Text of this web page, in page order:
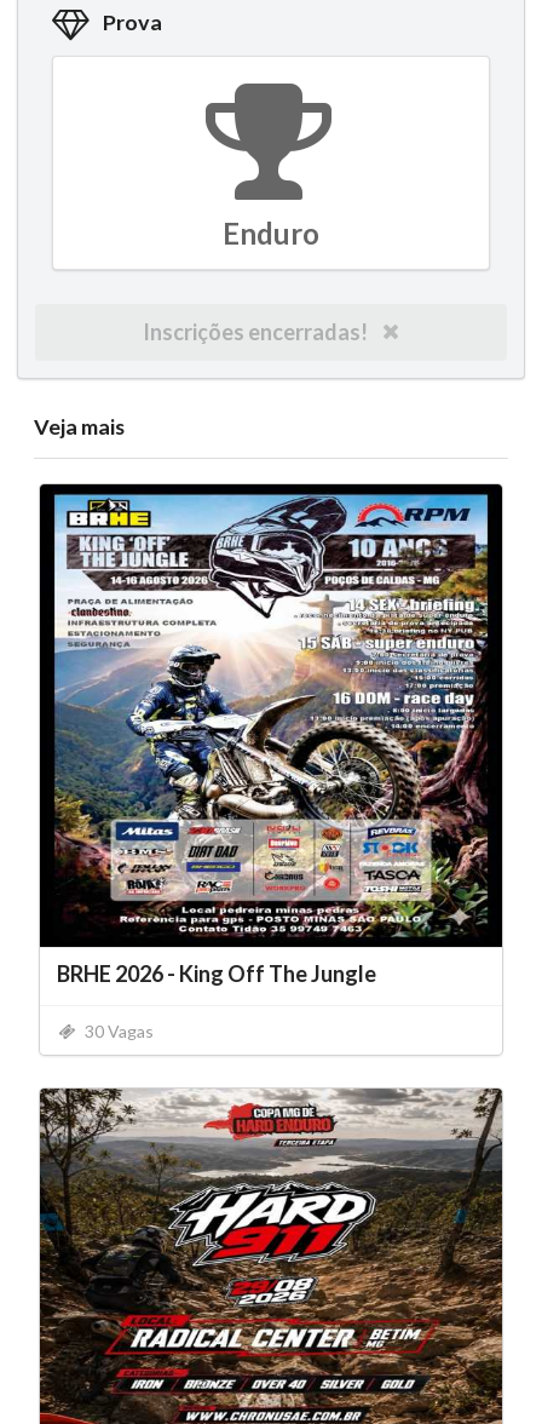
Prova
Enduro
Inscrições encerradas!
Veja mais
BRHE 2026 - King Off The Jungle
30 Vagas